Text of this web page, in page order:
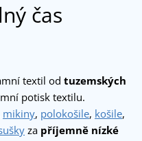
čas
textil od tuzemských
potisk textilu.
mikiny, polokošile, košile,
za příjemně nízké